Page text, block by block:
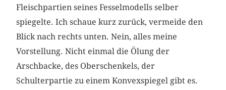
Fleischpartien seines Fesselmodells selber
spiegelte. Ich schaue kurz zurück, vermeide den
Blick nach rechts unten. Nein, alles meine
Vorstellung. Nicht einmal die Ölung der
Arschbacke, des Oberschenkels, der
Schulterpartie zu einem Konvexspiegel gibt es.